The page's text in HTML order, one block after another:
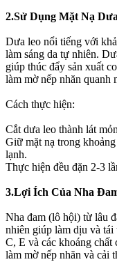
2.Sử Dụng Mặt Nạ
Dưa leo nổi tiếng với
làm sáng da tự nhiên.
giúp thúc đẩy sản xuất
làm mờ nếp nhăn quanh
Cách thực hiện:
Cắt dưa leo thành lát
Giữ mặt nạ trong
lạnh.
Thực hiện đều đặn 2-3
3.Lợi Ích Của Nha
Nha đam (lô hội) từ lâu
nhiên giúp làm dịu và
C, E và các khoáng chất
làm mờ nếp nhăn và cải